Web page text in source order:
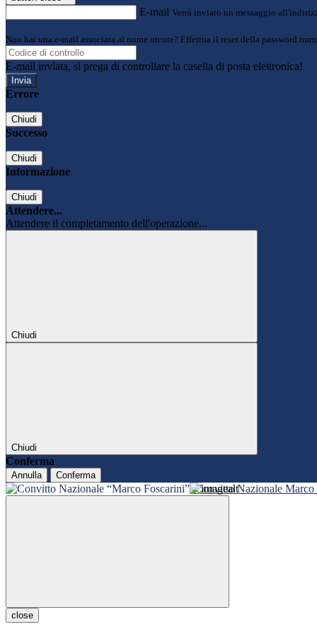
E-mail Verrà inviato un messaggio
Non hai una e-mail associata al nome utente? Effettua il reset della password
E-mail inviata, si prega di controllare la casella di posta elettronica!
Errore
Chiudi
Successo
Chiudi
Informazione
Chiudi
Attendere...
Attendere il completamento dell'operazione...
Chiudi
Chiudi
Conferma
Annulla Conferma
Convitto Nazionale Marco
close